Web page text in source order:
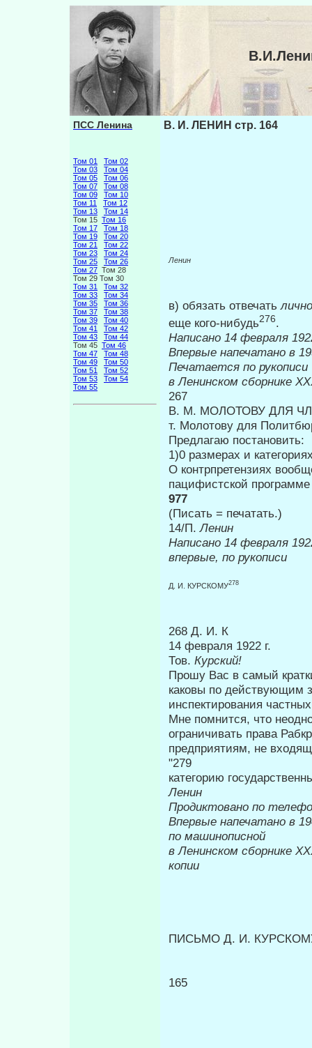
ПСС Ленина
Том 01
Том 02
Том 03
Том 04
Том 05
Том 06
Том 07
Том 08
Том 09
Том 10
Том 11
Том 12
Том 13
Том 14
Том 15 Том 16
Том 17
Том 18
Том 19
Том 20
Том 21
Том 22
Том 23
Том 24
Том 25
Том 26
Том 27 Том 28
Том 29 Том 30
Том 31
Том 32
Том 33
Том 34
Том 35
Том 36
Том 37
Том 38
Том 39
Том 40
Том 41
Том 42
Том 43
Том 44
Том 45 Том 46
Том 47
Том 48
Том 49
Том 50
Том 51
Том 52
Том 53
Том 54
Том 55
В. И. ЛЕНИН стр. 164
Ленин
в) обязать отвечать
еще кого-нибудь276.
Написано 14 февраля
Впервые
Печатается по рукописи
в Ленинском сборнике
267
В. М. МОЛОТОВУ ДЛЯ
т. Молотову для
Предлагаю постановить:
1)0 размерах и
О контрпретензиях
пацифистской
977
(Писать = печатать.)
14/П.Ленин
Написано 14
впервые, по рукописи
Д. И. КУРСКОМУ278
268 Д. И. К
14 февраля 1922 г.
Тов. Курский!
Прошу Вас в самый
каковы по действующим
инспектирования
Мне помнится, что
ограничивать права
предприятиям, не
"279
категорию
Ленин
Продиктовано по
Впервые
по машинописной
в Ленинском сборнике
копии
ПИСЬМО Д. И.
165